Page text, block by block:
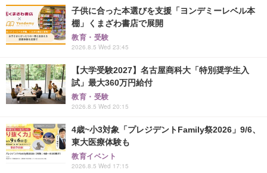
子供に合った本選びを支援「ヨンデミーレベル本
棚」くまざわ書店で展開
教育・受験
2026.8.5 Wed 23:45
【大学受験2027】名古屋商科大「特別奨学生入
試」最大360万円給付
教育・受験
2026.8.5 Wed 20:15
4歳~小3対象「プレジデントFamily祭2026」9/6、
東大医療体験も
教育イベント
2026.8.5 Wed 17:15